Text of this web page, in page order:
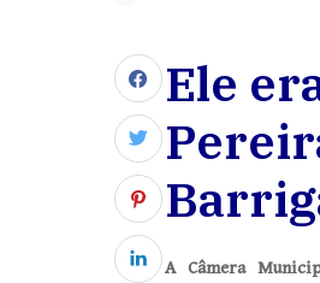
Ele
A Câmera